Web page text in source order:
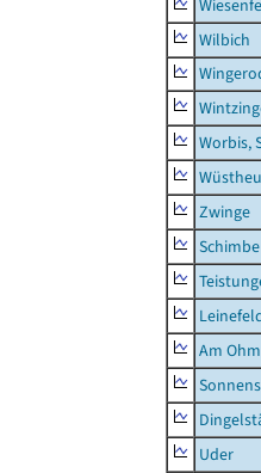
Wilbich
Worbis,
Zwinge
Am
Uder